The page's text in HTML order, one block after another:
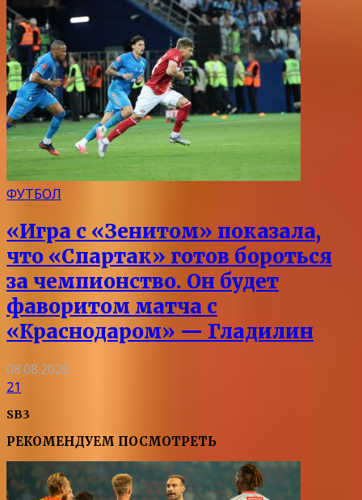
ФУТБОЛ
«Игра с «Зенитом» показала,
что «Спартак» готов бороться
за чемпионство. Он будет
фаворитом матча с
«Краснодаром» — Гладилин
08.08.2026
21
SB3
РЕКОМЕНДУЕМ ПОСМОТРЕТЬ